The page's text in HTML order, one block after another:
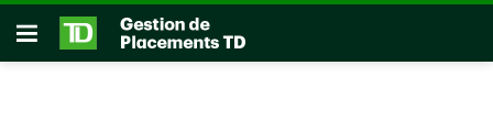
Passer au contenu principal
Ouvrir